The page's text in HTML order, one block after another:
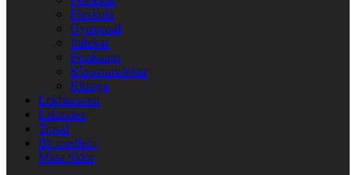
Förskola
Gympasal
Jullekar
Femkamp
Klassrumslekar
Kluriga
Lekfinnaren
Lekindex
Tipsa!
Bli medlem
Mina Sidor